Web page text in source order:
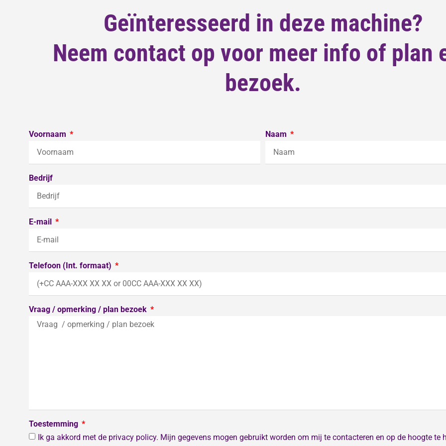
Geïnteresseerd in deze machine?
Neem contact op voor meer info of plan
bezoek.
Voornaam Naam
Bedrijf
E-mail
Telefoon (Int. formaat)
Vraag / opmerking / plan bezoek
Toestemming
Ik ga akkord met de privacy policy. Mijn gegevens mogen gebruikt worden om mij te contacteren en op de hoogte te